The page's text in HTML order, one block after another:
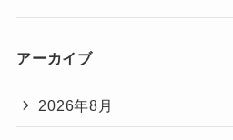
アーカイブ
2026年8月